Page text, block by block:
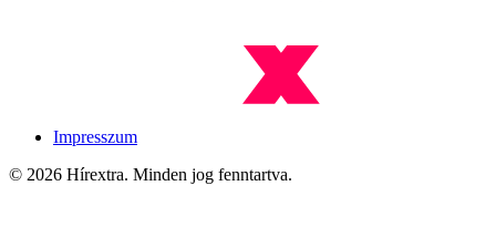
Impresszum
© 2026 Hírextra. Minden jog fenntartva.